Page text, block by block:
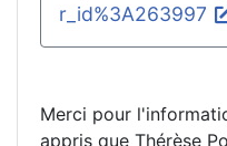
r_id%3A263997
Merci pour
appris que Thérèse